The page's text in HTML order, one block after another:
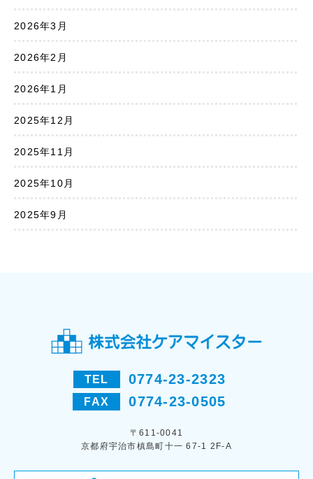
2026年3月
2026年2月
2026年1月
2025年12月
2025年11月
2025年10月
2025年9月
TEL 0774-23-2323
FAX 0774-23-0505
〒611-0041
京都府宇治市槙島町十一 67-1 2F-A